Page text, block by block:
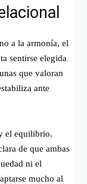
a la armonía, el
sentirse elegida
que valoran
ante
el equilibrio.
de que ambas
ni el
mucho al